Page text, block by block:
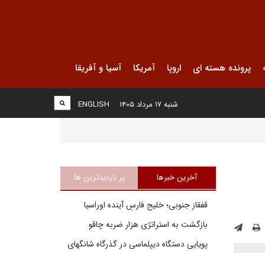
پرونده هسته ای اروپا آمریکا آسیا و آفریقا
ENGLISH شنبه ۱۷ مرداد ۱۴۰۵
آخرین خبرها پر بازدیدترین ها
قفقاز جنوبی؛ خلیج فارسِ آینده اوراسیا
بازگشت به استراتژی هزار ضربه چاقو
پویایی دستگاه دیپلماسی در گذرگاه شانگهای